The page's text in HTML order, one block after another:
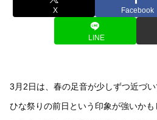
X Facebook
LINE
3月2日は、春の足音が少しずつ近づい
ひな祭りの前日という印象が強いか